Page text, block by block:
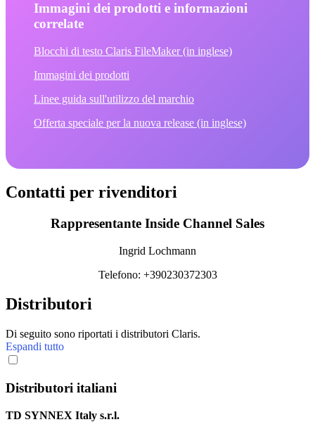
Immagini dei prodotti e informazioni
correlate
Blocchi di testo Claris FileMaker (in inglese)
Immagini dei prodotti
Linee guida sull'utilizzo del marchio
Offerta speciale per la nuova release (in inglese)
Contatti per rivenditori
Rappresentante Inside Channel Sales
Ingrid Lochmann
Telefono: +390230372303
Distributori
Di seguito sono riportati i distributori Claris.
Espandi tutto
Distributori italiani
TD SYNNEX Italy s.r.l.